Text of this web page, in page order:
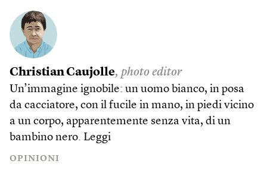
Christian Caujolle, photo editor
Un’immagine ignobile: un uomo bianco, in posa
da cacciatore, con il fucile in mano, in piedi vicino
a un corpo, apparentemente senza vita, di un
bambino nero. Leggi
OPINIONI